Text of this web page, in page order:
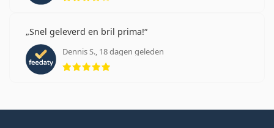
Snel geleverd en bril prima!
Dennis S., 18 dagen geleden
Beoordeling 5 van 5